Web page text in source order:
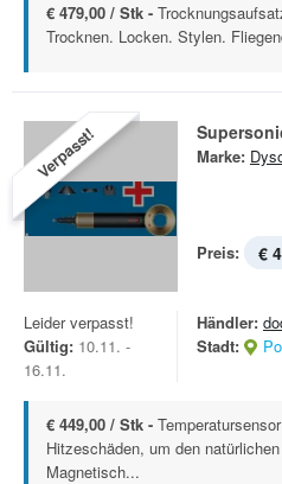
€ 479,00 / Stk -
Trocknen. Locken. Stylen.
Verpasst! Marke:
Preis: €
Leider verpasst!
Gültig: 10.11. -
16.11.
Händler:
Stadt:
€ 449,00 / Stk -
Hitzeschäden, um den
Magnetisch...